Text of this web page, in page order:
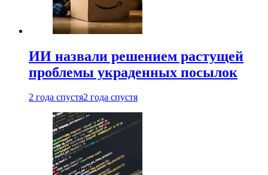
ИИ назвали решением растущей
проблемы украденных посылок
2 года спустя2 года спустя